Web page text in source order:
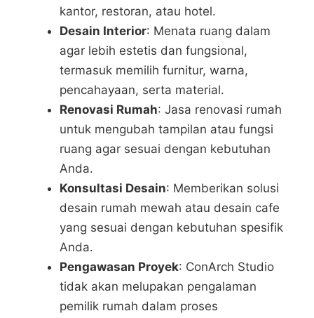
kantor, restoran, atau hotel.
Desain Interior: Menata ruang dalam
agar lebih estetis dan fungsional,
termasuk memilih furnitur, warna,
pencahayaan, serta material.
Renovasi Rumah: Jasa renovasi rumah
untuk mengubah tampilan atau fungsi
ruang agar sesuai dengan kebutuhan
Anda.
Konsultasi Desain: Memberikan solusi
desain rumah mewah atau desain cafe
yang sesuai dengan kebutuhan spesifik
Anda.
Pengawasan Proyek: ConArch Studio
tidak akan melupakan pengalaman
pemilik rumah dalam proses